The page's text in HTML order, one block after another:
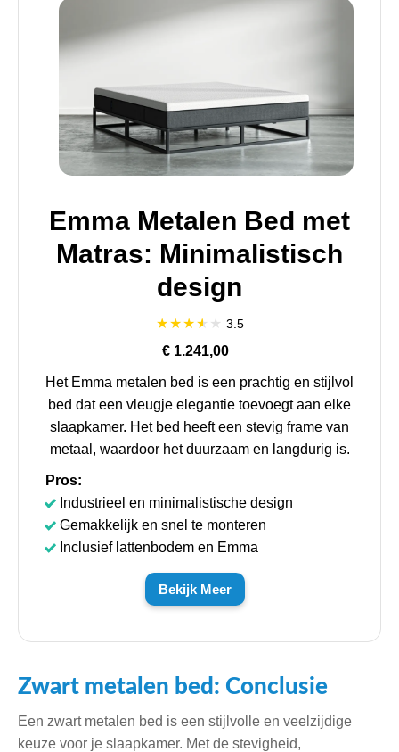
Emma Metalen Bed met
Matras: Minimalistisch
design
3.5
€ 1.241,00
Het Emma metalen bed is een prachtig en stijlvol
bed dat een vleugje elegantie toevoegt aan elke
slaapkamer. Het bed heeft een stevig frame van
metaal, waardoor het duurzaam en langdurig is.
Pros:
Industrieel en minimalistische design
Gemakkelijk en snel te monteren
Inclusief lattenbodem en Emma
Bekijk Meer
Zwart metalen bed: Conclusie
Een zwart metalen bed is een stijlvolle en veelzijdige
keuze voor je slaapkamer. Met de stevigheid,